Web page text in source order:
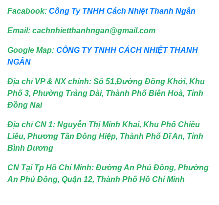
Facabook: Công Ty TNHH Cách Nhiệt Thanh Ngân
Email: cachnhietthanhngan@gmail.com
Google Map: CÔNG TY TNHH CÁCH NHIỆT THANH
NGÂN
Địa chỉ VP & NX chính: Số 51,Đường Đồng Khởi, Khu
Phố 3, Phường Trảng Dài, Thành Phố Biên Hoà, Tỉnh
Đồng Nai
Địa chỉ CN 1: Nguyễn Thị Minh Khai, Khu Phố Chiêu
Liêu, Phương Tân Đông Hiệp, Thành Phố Dĩ An, Tỉnh
Bình Dương
CN Tại Tp Hồ Chí Minh: Đường An Phú Đông, Phường
An Phú Đông, Quận 12, Thành Phố Hồ Chí Minh